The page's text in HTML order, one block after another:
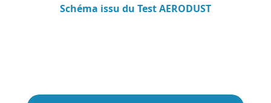
Schéma issu du Test AERODUST